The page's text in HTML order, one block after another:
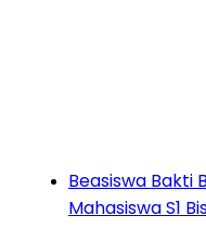
Beasiswa Bakti
Mahasiswa S1